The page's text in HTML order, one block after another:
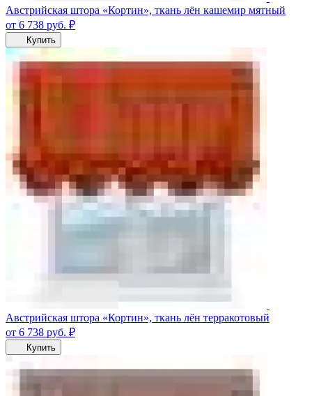
Австрийская штора «Кортин», ткань лён кашемир мятный
от 6 738 руб. ₽
Купить
Австрийская штора «Кортин», ткань лён терракотовый
от 6 738 руб. ₽
Купить